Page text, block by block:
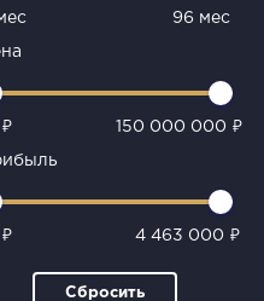
96 мес
150 000 000 ₽
4 463 000 ₽
Сбросить